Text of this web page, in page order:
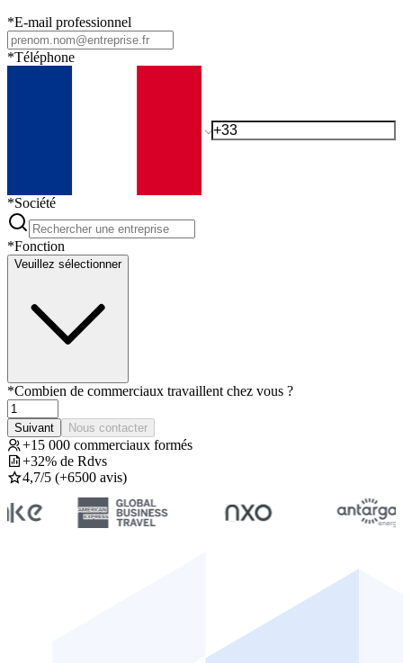
*E-mail professionnel
*Téléphone
*Société
*Fonction
Veuillez sélectionner
*Combien de commerciaux travaillent chez vous ?
Suivant Nous contacter
+15 000 commerciaux formés
+32% de Rdvs
4,7/5 (+6500 avis)